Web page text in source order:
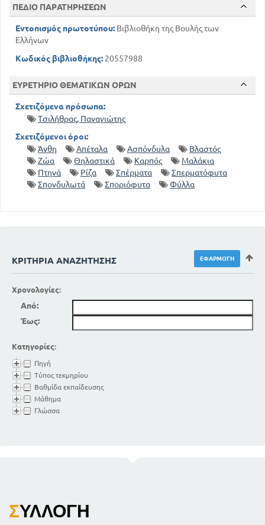
ΠΕΔΙΟ ΠΑΡΑΤΗΡΗΣΕΩΝ
Εντοπισμός πρωτοτύπου: Βιβλιοθήκη της Βουλής των
Ελλήνων
Κωδικός βιβλιοθήκης: 20557988
ΕΥΡΕΤΗΡΙΟ ΘΕΜΑΤΙΚΩΝ ΟΡΩΝ
Σχετιζόμενα πρόσωπα:
Τσιλήθρας, Παναγιώτης
Σχετιζόμενοι όροι:
Άνθη
Απέταλα Ασπόνδυλα
Βλαστός
Ζώα
Θηλαστικά Καρπός
Μαλάκια
Πτηνά
Ρίζα Σπέρματα
Σπερματόφυτα
Σπονδυλωτά
Σποριόφυτα Φύλλα
ΚΡΙΤΉΡΙΑ ΑΝΑΖΉΤΗΣΗΣ
Χρονολογίες:
Από:
Έως:
Κατηγορίες:
Πηγή
Τύπος τεκμηρίου
Βαθμίδα εκπαίδευσης
Μάθημα
Γλώσσα
ΣΥΛΛΟΓΉ